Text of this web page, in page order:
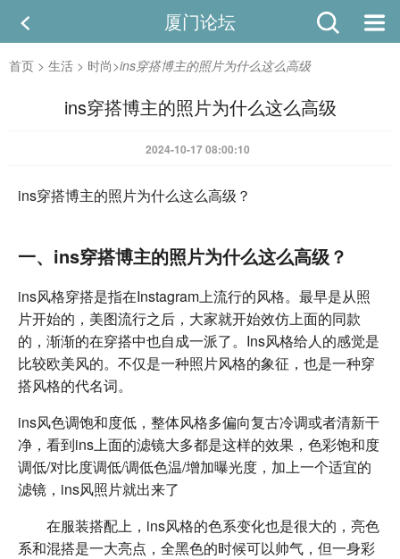
厦门论坛
首页 > 生活 > 时尚>ins穿搭博主的照片为什么这么高级
ins穿搭博主的照片为什么这么高级
2024-10-17 08:00:10
ins穿搭博主的照片为什么这么高级？
一、ins穿搭博主的照片为什么这么高级？
ins风格穿搭是指在Instagram上流行的风格。最早是从照
片开始的，美图流行之后，大家就开始效仿上面的同款
的，渐渐的在穿搭中也自成一派了。Ins风格给人的感觉是
比较欧美风的。不仅是一种照片风格的象征，也是一种穿
搭风格的代名词。
ins风色调饱和度低，整体风格多偏向复古冷调或者清新干
净，看到ins上面的滤镜大多都是这样的效果，色彩饱和度
调低/对比度调低/调低色温/增加曝光度，加上一个适宜的
滤镜，ins风照片就出来了
在服装搭配上，ins风格的色系变化也是很大的，亮色
系和混搭是一大亮点，全黑色的时候可以帅气，但一身彩